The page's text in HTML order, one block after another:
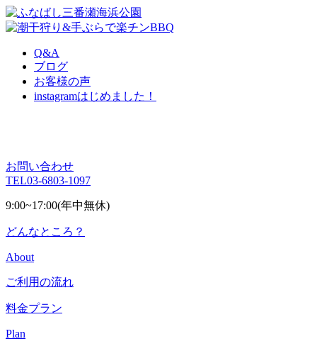
Q&A
ブログ
お客様の声
instagramはじめました！
お問い合わせ
TEL03-6803-1097
9:00~17:00(年中無休)
どんなところ？
About
ご利用の流れ
料金プラン
Plan